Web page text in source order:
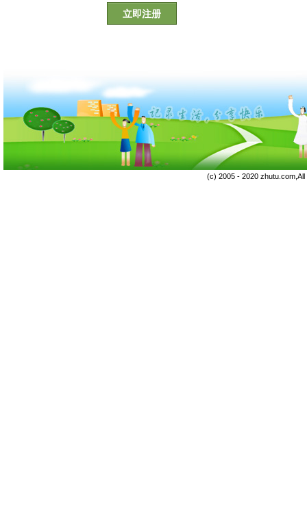
立即注册
(c) 2005 - 2020